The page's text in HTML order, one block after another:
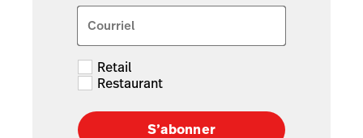
Courriel
Retail
Restaurant
S’abonner